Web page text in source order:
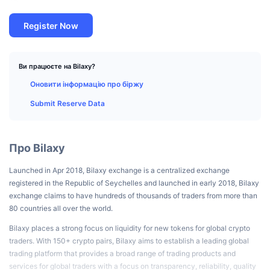
В тренді
Майбутні
Нещодавно додані
Найбільш відвідувані
Настрої спільноти
Рейтинг ланцюга
Ринки прогнозування
Індикатори
Індекс страху та жадібності.
Індекс сезону альткоїнів
Домінування Bitcoin
Індекс CoinMarketCap 20
Потоки ETF
Спот
Настрої
Корпоративний
Ціни
ЧаПи
Інтеграції ШІ
CMC Хаб агентів
Ринок навичок
Інформаційна Розсилка
CMC Launch
Головні новини
Telegram-бот
Рекламувати
Віджети Сайту
Register Now
Ви працюєте на Bilaxy?
Оновити інформацію про біржу
Submit Reserve Data
Про Bilaxy
Launched in Apr 2018, Bilaxy exchange is a centralized exchange
registered in the Republic of Seychelles and launched in early 2018, Bilaxy
exchange claims to have hundreds of thousands of traders from more than
80 countries all over the world.
Bilaxy places a strong focus on liquidity for new tokens for global crypto
traders. With 150+ crypto pairs, Bilaxy aims to establish a leading global
trading platform that provides a broad range of trading products and
services for global traders with a focus on transparency, reliability, quality